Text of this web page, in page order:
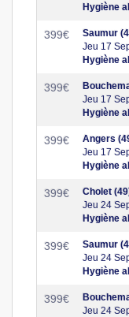
Hygiène
399€
Saumur
Jeu 17
Hygiène
399€
Jeu 17
Hygiène
399€
Angers
Jeu 17
Hygiène
399€
Cholet
Jeu 24
Hygiène
399€
Saumur
Jeu 24
Hygiène
399€
Jeu 24